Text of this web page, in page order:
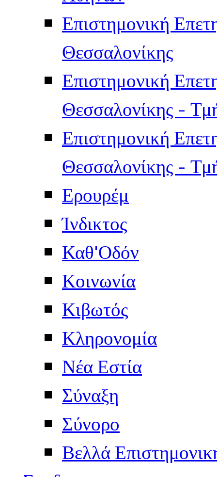
Επιστημονική
Θεσσαλονίκης
Επιστημονική
Θεσσαλονίκης -
Επιστημονική
Θεσσαλονίκης -
Ερουρέμ
Ίνδικτος
Καθ'Οδόν
Κοινωνία
Κιβωτός
Κληρονομία
Νέα Εστία
Σύναξη
Σύνορο
Βελλά